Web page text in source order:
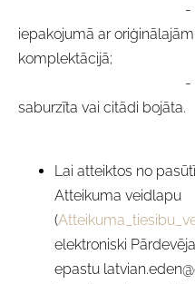
- Prece ir
iepakojumā ar
komplektācijā;
- Prece nav
saburzīta vai citādi bojāta.
Lai atteiktos no
Atteikuma veidlapu
(
elektroniski
epastu